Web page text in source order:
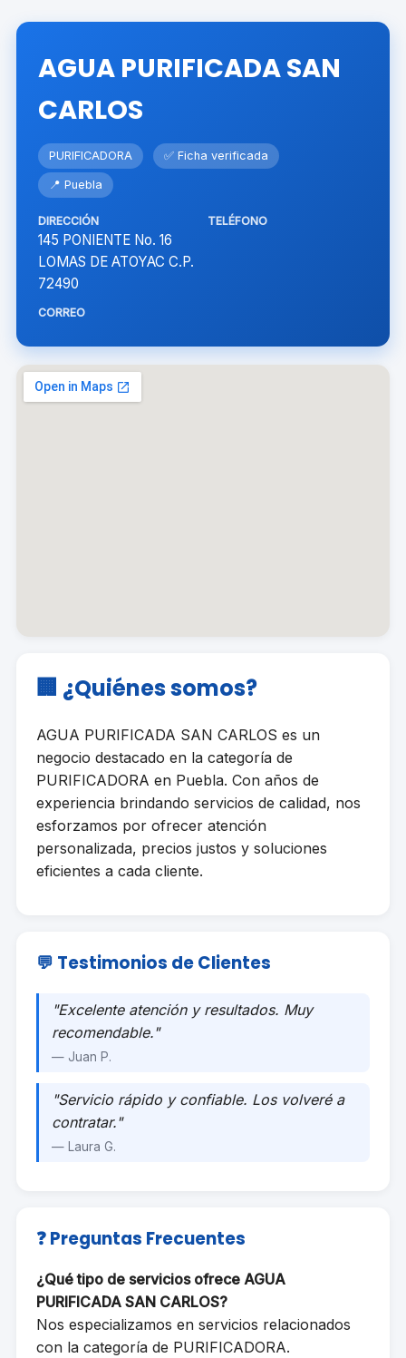
AGUA PURIFICADA SAN
CARLOS
PURIFICADORA ✅ Ficha verificada
📍 Puebla
DIRECCIÓN
145 PONIENTE No. 16
LOMAS DE ATOYAC C.P.
72490
TELÉFONO
CORREO
🏢 ¿Quiénes somos?
AGUA PURIFICADA SAN CARLOS es un
negocio destacado en la categoría de
PURIFICADORA en Puebla. Con años de
experiencia brindando servicios de calidad, nos
esforzamos por ofrecer atención
personalizada, precios justos y soluciones
eficientes a cada cliente.
💬 Testimonios de Clientes
"Excelente atención y resultados. Muy
recomendable."
— Juan P.
"Servicio rápido y confiable. Los volveré a
contratar."
— Laura G.
❓ Preguntas Frecuentes
¿Qué tipo de servicios ofrece AGUA
PURIFICADA SAN CARLOS?
Nos especializamos en servicios relacionados
con la categoría de PURIFICADORA.